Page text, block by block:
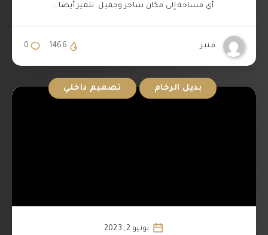
أي مساحة إلى مكان ساحر وجميل. تتميز أيضا…
منير 0 1466
بديل الرخام تصميم داخلي
يونيو 2, 2023